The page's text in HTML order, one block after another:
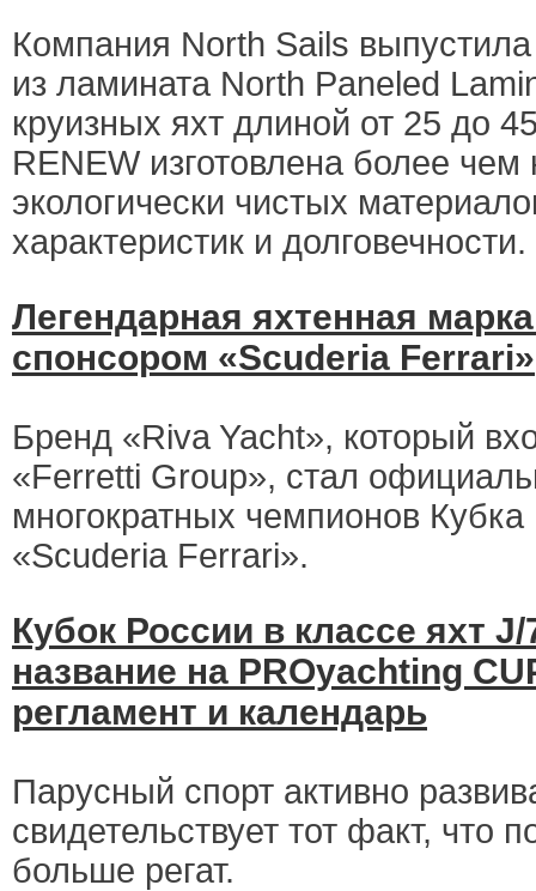
Компания North Sails
из ламината North Paneled
круизных яхт длиной от 25 до
RENEW изготовлена более чем
экологически чистых
характеристик и долговечности.
Легендарная яхтенная
спонсором «Scuderia Ferrari»
Бренд «Riva Yacht», который
«Ferretti Group», стал
многократных чемпионов Кубка
«Scuderia Ferrari».
Кубок России в классе яхт
название на PROyachting
регламент и календарь
Парусный спорт активно
свидетельствует тот факт, что
больше регат.